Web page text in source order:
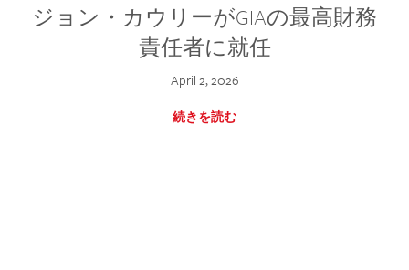
ジョン・カウリーがGIAの最高財務
責任者に就任
April 2, 2026
続きを読む